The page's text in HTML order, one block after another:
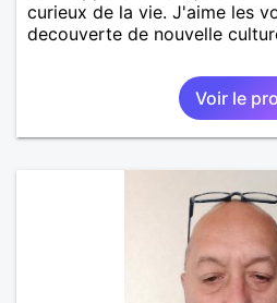
curieux de la vie. J'aime les
decouverte de nouvelle
Voir le